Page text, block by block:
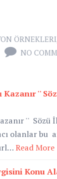
ÖRNEKLERI
NO
Kazanır ''
''
olanlar bu
Read More
Konu